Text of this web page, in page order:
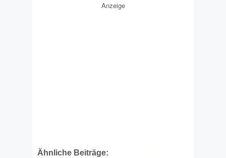
Anzeige
Ähnliche Beiträge: